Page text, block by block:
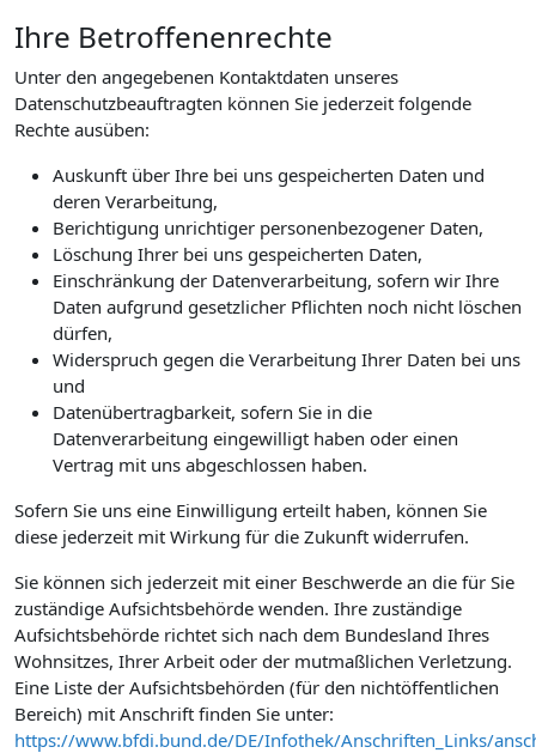
Ihre Betroffenenrechte
Unter den angegebenen Kontaktdaten unseres
Datenschutzbeauftragten können Sie jederzeit folgende
Rechte ausüben:
Auskunft über Ihre bei uns gespeicherten Daten und
deren Verarbeitung,
Berichtigung unrichtiger personenbezogener Daten,
Löschung Ihrer bei uns gespeicherten Daten,
Einschränkung der Datenverarbeitung, sofern wir Ihre
Daten aufgrund gesetzlicher Pflichten noch nicht löschen
dürfen,
Widerspruch gegen die Verarbeitung Ihrer Daten bei uns
und
Datenübertragbarkeit, sofern Sie in die
Datenverarbeitung eingewilligt haben oder einen
Vertrag mit uns abgeschlossen haben.
Sofern Sie uns eine Einwilligung erteilt haben, können Sie
diese jederzeit mit Wirkung für die Zukunft widerrufen.
Sie können sich jederzeit mit einer Beschwerde an die für Sie
zuständige Aufsichtsbehörde wenden. Ihre zuständige
Aufsichtsbehörde richtet sich nach dem Bundesland Ihres
Wohnsitzes, Ihrer Arbeit oder der mutmaßlichen Verletzung.
Eine Liste der Aufsichtsbehörden (für den nichtöffentlichen
Bereich) mit Anschrift finden Sie unter:
https://www.bfdi.bund.de/DE/Infothek/Anschriften_Links/